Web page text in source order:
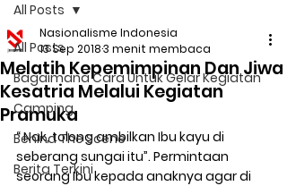
All Posts
Bagaimana Cara Untuk Gelar Kegiatan
Camping
Behind The Scene
Berita Terkini
All Posts
Melatih Kepemimpinan Dan Jiwa
Kesatria Melalui Kegiatan
Pramuka
Nasionalisme Indonesia
13 Sep 20183 menit membaca
“ Nak, tolong ambilkan Ibu kayu di
seberang sungai itu”. Permintaan
seorang Ibu kepada anaknya agar di